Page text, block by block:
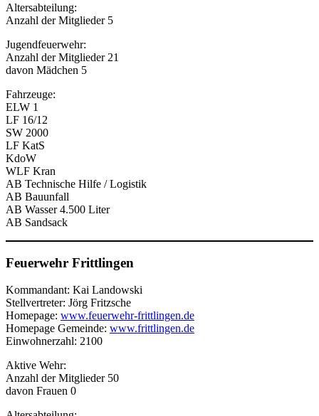
Altersabteilung:
Anzahl der Mitglieder 5
Jugendfeuerwehr:
Anzahl der Mitglieder 21
davon Mädchen 5
Fahrzeuge:
ELW 1
LF 16/12
SW 2000
LF KatS
KdoW
WLF Kran
AB Technische Hilfe / Logistik
AB Bauunfall
AB Wasser 4.500 Liter
AB Sandsack
Feuerwehr Frittlingen
Kommandant: Kai Landowski
Stellvertreter: Jörg Fritzsche
Homepage: www.feuerwehr-frittlingen.de
Homepage Gemeinde: www.frittlingen.de
Einwohnerzahl: 2100
Aktive Wehr:
Anzahl der Mitglieder 50
davon Frauen 0